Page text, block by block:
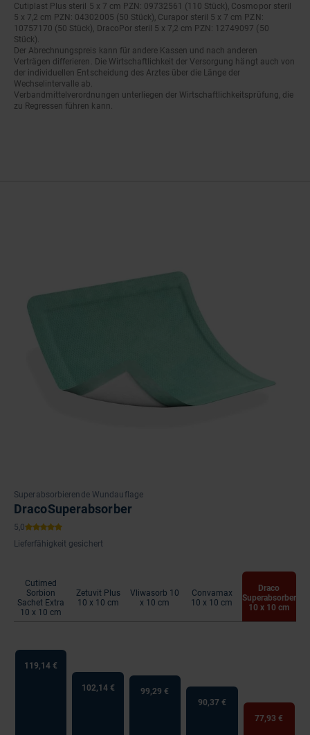
Cutiplast Plus steril 5 x 7 cm PZN: 09732561 (110 Stück), Cosmopor steril
5 x 7,2 cm PZN: 04302005 (50 Stück), Curapor steril 5 x 7 cm PZN:
10757170 (50 Stück), DracoPor steril 5 x 7,2 cm PZN: 12749097 (50
Stück).
Der Abrechnungspreis kann für andere Kassen und nach anderen
Verträgen differieren. Die Wirtschaftlichkeit der Versorgung hängt auch von
der individuellen Entscheidung des Arztes über die Länge der
Wechselintervalle ab.
Verbandmittelverordnungen unterliegen der Wirtschaftlichkeitsprüfung, die
zu Regressen führen kann.
Superabsorbierende Wundauflage
DracoSuperabsorber
Lieferfähigkeit gesichert
Cutimed
Sorbion
Sachet Extra
10 x 10 cm
Zetuvit Plus
10 x 10 cm
Vliwasorb 10
x 10 cm
Convamax
10 x 10 cm
Draco
Superabsorber
10 x 10 cm
119,14 €
102,14 € 99,29 €
90,37 €
77,93 €